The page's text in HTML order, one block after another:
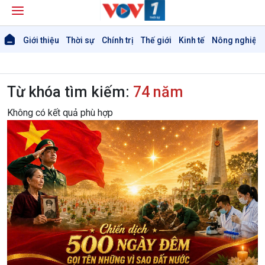
Giới thiệu Thời sự Chính trị Thế giới Kinh tế Nông nghiệp
Giới thiệu
Thời sự
Thời sự 6h
Thời sự 12h
Thời sự 18h
Thời sự 21h30
Bản tin
Chuyên mục
Theo dòng Thời sự
Chính trị
Thế giới
Từ khóa tìm kiếm: 74 năm
Không có kết quả phù hợp